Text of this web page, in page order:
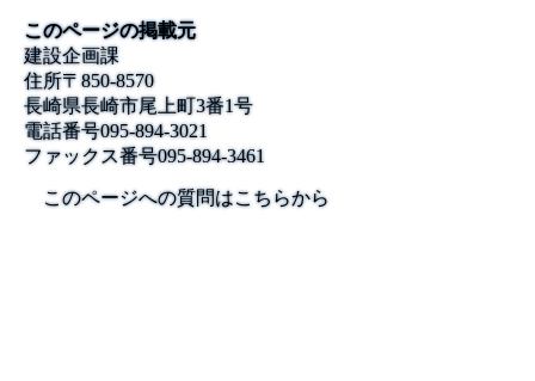
このページの掲載元
建設企画課
住所〒850-8570
長崎県長崎市尾上町3番1号
電話番号095-894-3021
ファックス番号095-894-3461
このページへの質問はこちらから